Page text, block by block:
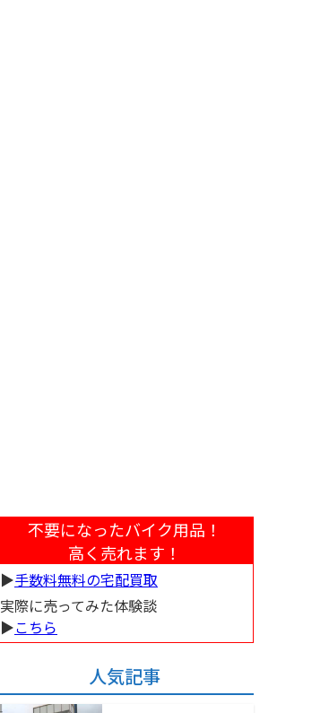
不要になったバイク用品！
高く売れます！
▶︎手数料無料の宅配買取
実際に売ってみた体験談
▶︎こちら
人気記事